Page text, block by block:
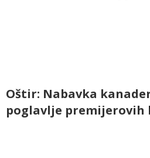
Oštir: Nabavka
poglavlje premijerovih